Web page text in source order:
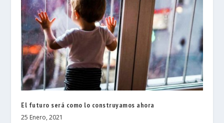
El futuro será como lo construyamos ahora
25 Enero, 2021